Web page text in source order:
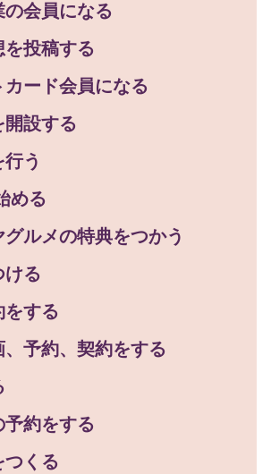
会員になる
投稿する
ード会員になる
設する
う
める
ルメの特典をつかう
る
する
予約、契約をする
約をする
くる